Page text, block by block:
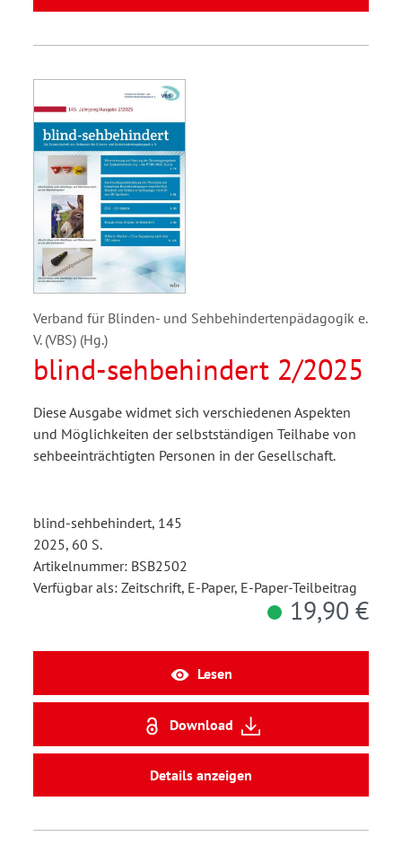
Verband für Blinden- und Sehbehindertenpädagogik e.
V. (VBS) (Hg.)
blind-sehbehindert 2/2025
Diese Ausgabe widmet sich verschiedenen Aspekten
und Möglichkeiten der selbstständigen Teilhabe von
sehbeeinträchtigten Personen in der Gesellschaft.
blind-sehbehindert, 145
2025, 60 S.
Artikelnummer: BSB2502
Verfügbar als: Zeitschrift, E-Paper, E-Paper-Teilbeitrag
19,90 €
Lesen
Download
Details anzeigen